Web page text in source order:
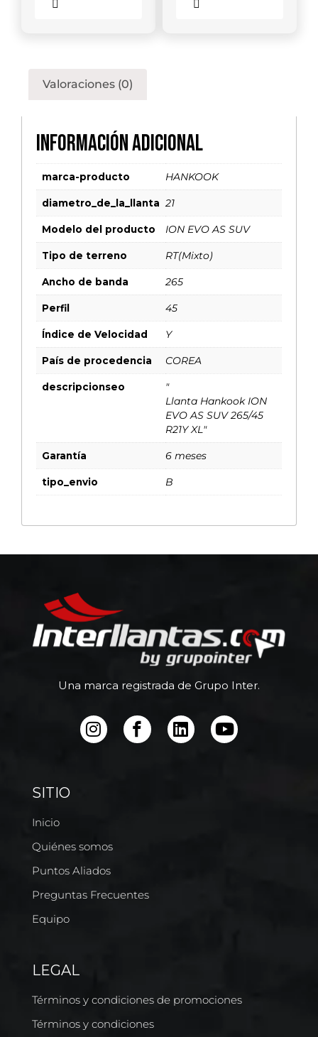
Valoraciones (0)
Información adicional
marca-producto HANKOOK
diametro_de_la_llanta 21
Modelo del producto ION EVO AS SUV
Tipo de terreno RT(Mixto)
Ancho de banda 265
Perfil 45
Índice de Velocidad Y
País de procedencia COREA
descripcionseo
"
Llanta Hankook ION
EVO AS SUV 265/45
R21Y XL"
Garantía 6 meses
tipo_envio B
Una marca registrada de Grupo Inter.
SITIO
Inicio
Quiénes somos
Puntos Aliados
Preguntas Frecuentes
Equipo
LEGAL
Términos y condiciones de promociones
Términos y condiciones